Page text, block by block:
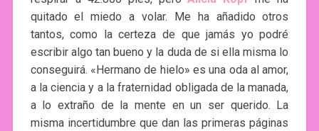
quitado el miedo a volar. Me ha añadido otros
tantos, como la certeza de que jamás yo podré
escribir algo tan bueno y la duda de si ella misma lo
conseguirá. «Hermano de hielo» es una oda al amor,
a la ciencia y a la fraternidad obligada de la manada,
a lo extraño de la mente en un ser querido. La
misma incertidumbre que dan las primeras páginas